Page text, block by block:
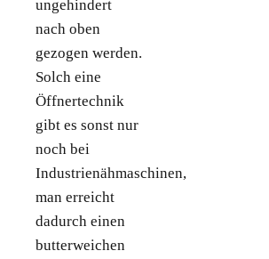
ungehindert
nach oben
gezogen werden.
Solch eine
Öffnertechnik
gibt es sonst nur
noch bei
Industrienähmaschinen,
man erreicht
dadurch einen
butterweichen